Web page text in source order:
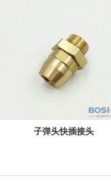
子弹头快插接头